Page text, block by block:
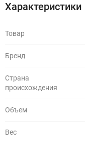
Характеристики
Товар
Бренд
Страна
происхождения
Объем
Вес